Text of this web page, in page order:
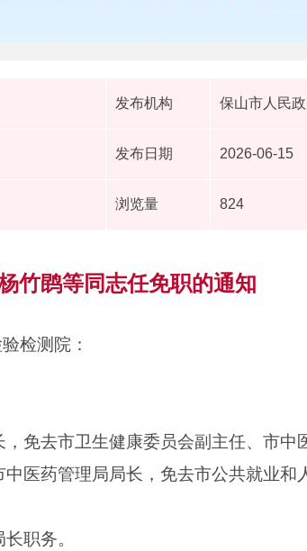
发布机构 保山市人民
发布日期 2026-06-15
浏览量 824
竹鹍等同志任免职的通知
检测院：
免去市卫生健康委员会副主任、市中
医药管理局局长，免去市公共就业和
职务。